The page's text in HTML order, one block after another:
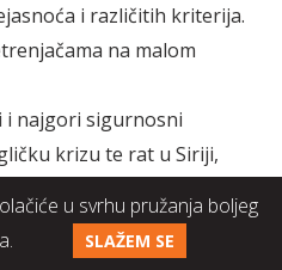
u svrhu pružanja boljeg
SLAŽEM SE
i različitih kriterija.
na malom
i najgori sigurnosni
krizu te rat u Siriji,
u ratu ne tako davno.
koje se pozivaju na